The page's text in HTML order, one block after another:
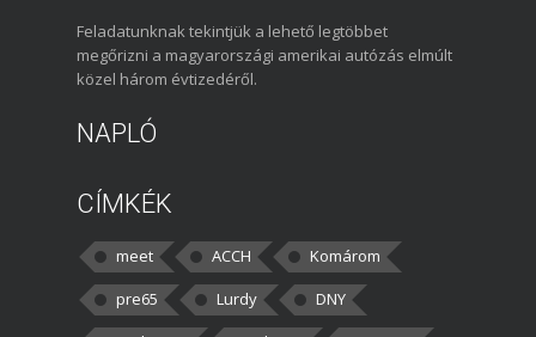
Feladatunknak tekintjük a lehető legtöbbet
megőrizni a magyarországi amerikai autózás elmúlt
közel három évtizedéről.
NAPLÓ
CÍMKÉK
meet ACCH
Komárom
pre65
Lurdy
DNY